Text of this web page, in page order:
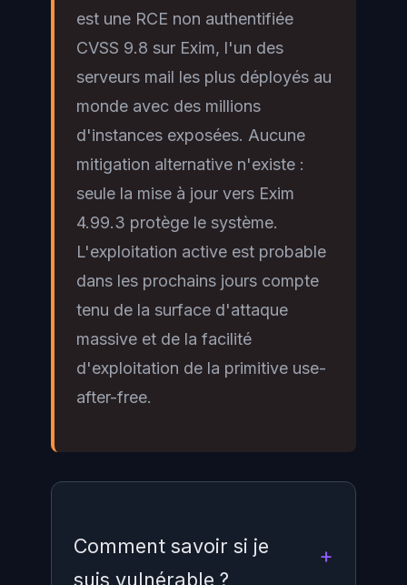
est une RCE non authentifiée
CVSS 9.8 sur Exim, l'un des
serveurs mail les plus déployés au
monde avec des millions
d'instances exposées. Aucune
mitigation alternative n'existe :
seule la mise à jour vers Exim
4.99.3 protège le système.
L'exploitation active est probable
dans les prochains jours compte
tenu de la surface d'attaque
massive et de la facilité
d'exploitation de la primitive use-
after-free.
Comment savoir si je
suis vulnérable ?